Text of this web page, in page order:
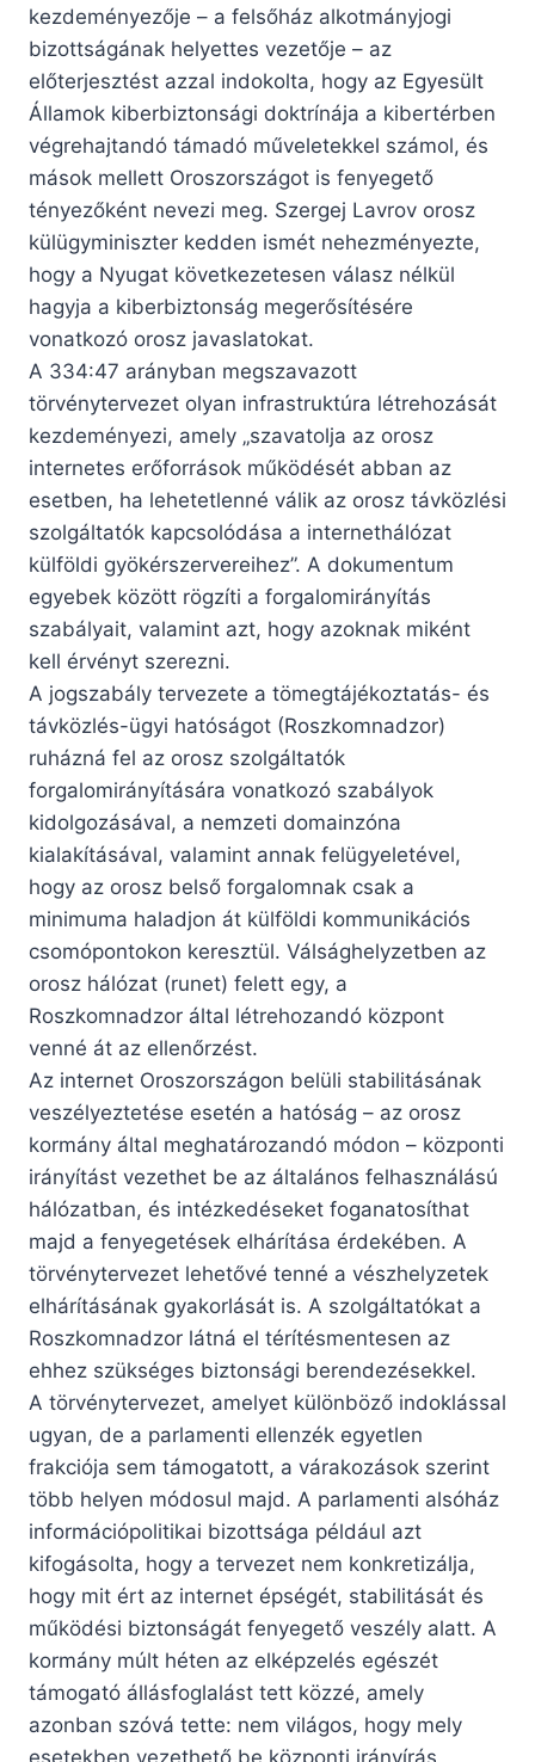
kezdeményezője – a felsőház alkotmányjogi
bizottságának helyettes vezetője – az
előterjesztést azzal indokolta, hogy az Egyesült
Államok kiberbiztonsági doktrínája a kibertérben
végrehajtandó támadó műveletekkel számol, és
mások mellett Oroszországot is fenyegető
tényezőként nevezi meg. Szergej Lavrov orosz
külügyminiszter kedden ismét nehezményezte,
hogy a Nyugat következetesen válasz nélkül
hagyja a kiberbiztonság megerősítésére
vonatkozó orosz javaslatokat.
A 334:47 arányban megszavazott
törvénytervezet olyan infrastruktúra létrehozását
kezdeményezi, amely „szavatolja az orosz
internetes erőforrások működését abban az
esetben, ha lehetetlenné válik az orosz távközlési
szolgáltatók kapcsolódása a internethálózat
külföldi gyökérszervereihez”. A dokumentum
egyebek között rögzíti a forgalomirányítás
szabályait, valamint azt, hogy azoknak miként
kell érvényt szerezni.
A jogszabály tervezete a tömegtájékoztatás- és
távközlés-ügyi hatóságot (Roszkomnadzor)
ruházná fel az orosz szolgáltatók
forgalomirányítására vonatkozó szabályok
kidolgozásával, a nemzeti domainzóna
kialakításával, valamint annak felügyeletével,
hogy az orosz belső forgalomnak csak a
minimuma haladjon át külföldi kommunikációs
csomópontokon keresztül. Válsághelyzetben az
orosz hálózat (runet) felett egy, a
Roszkomnadzor által létrehozandó központ
venné át az ellenőrzést.
Az internet Oroszországon belüli stabilitásának
veszélyeztetése esetén a hatóság – az orosz
kormány által meghatározandó módon – központi
irányítást vezethet be az általános felhasználású
hálózatban, és intézkedéseket foganatosíthat
majd a fenyegetések elhárítása érdekében. A
törvénytervezet lehetővé tenné a vészhelyzetek
elhárításának gyakorlását is. A szolgáltatókat a
Roszkomnadzor látná el térítésmentesen az
ehhez szükséges biztonsági berendezésekkel.
A törvénytervezet, amelyet különböző indoklással
ugyan, de a parlamenti ellenzék egyetlen
frakciója sem támogatott, a várakozások szerint
több helyen módosul majd. A parlamenti alsóház
információpolitikai bizottsága például azt
kifogásolta, hogy a tervezet nem konkretizálja,
hogy mit ért az internet épségét, stabilitását és
működési biztonságát fenyegető veszély alatt. A
kormány múlt héten az elképzelés egészét
támogató állásfoglalást tett közzé, amely
azonban szóvá tette: nem világos, hogy mely